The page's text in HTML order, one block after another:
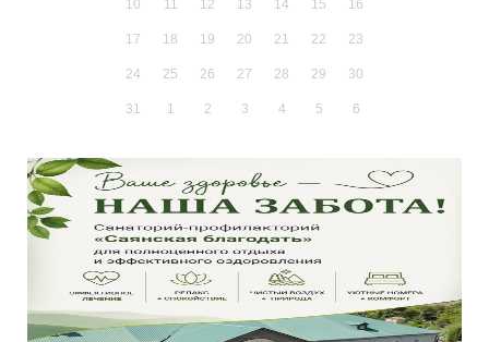
10 11 12 13 14 15 16
17 18 19 20 21 22 23
24 25 26 27 28 29 30
31 1 2 3 4 5 6